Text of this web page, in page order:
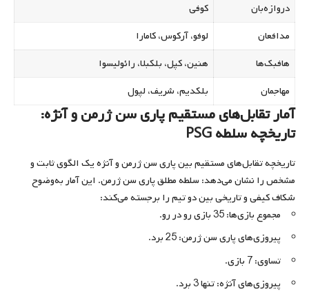
دروازه‌بان
کوفی
مدافعان
لوفو، آرکوس، کامارا
هافبک‌ها
هنین، کپل، بلکبلا، رائولیسوا
مهاجمان
بلکدیم، شریف، لپول
آمار تقابل‌های مستقیم پاری سن ژرمن و آنژه:
تاریخچه سلطه PSG
تاریخچه تقابل‌های مستقیم بین پاری سن ژرمن و آنژه یک الگوی ثابت و
مشخص را نشان می‌دهد: سلطه مطلق پاری سن ژرمن. این آمار به‌وضوح
شکاف کیفی و تاریخی بین دو تیم را برجسته می‌کند:
مجموع بازی‌ها: 35 بازی رو در رو.
پیروزی‌های پاری سن ژرمن: 25 برد.
تساوی: 7 بازی.
پیروزی‌های آنژه: تنها 3 برد.